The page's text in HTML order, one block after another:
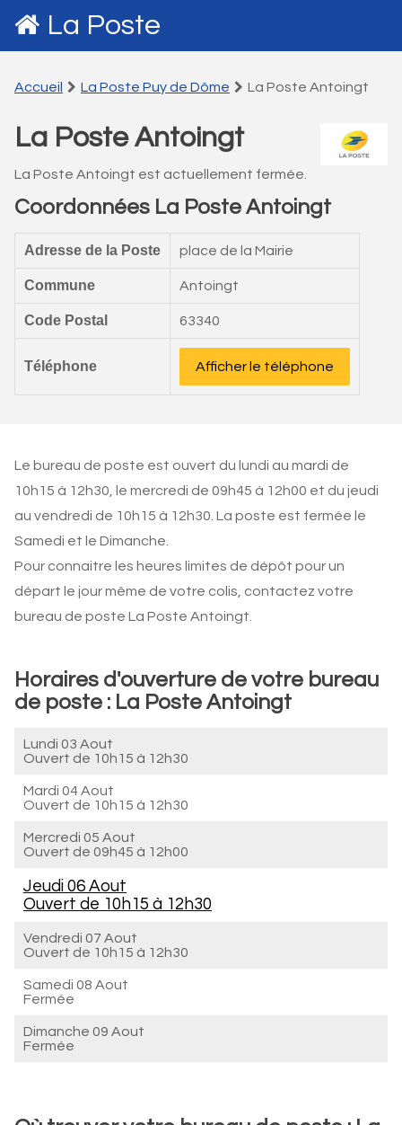
La Poste
Accueil La Poste Puy de Dôme La Poste Antoingt
La Poste Antoingt
La Poste Antoingt est actuellement fermée.
Coordonnées La Poste Antoingt
Adresse de la Poste place de la Mairie
Commune Antoingt
Code Postal 63340
Téléphone Afficher le téléphone
Le bureau de poste est ouvert du lundi au mardi de
10h15 à 12h30, le mercredi de 09h45 à 12h00 et du jeudi
au vendredi de 10h15 à 12h30. La poste est fermée le
Samedi et le Dimanche.
Pour connaitre les heures limites de dépôt pour un
départ le jour même de votre colis, contactez votre
bureau de poste La Poste Antoingt.
Horaires d'ouverture de votre bureau
de poste : La Poste Antoingt
Lundi 03 Aout
Ouvert de 10h15 à 12h30
Mardi 04 Aout
Ouvert de 10h15 à 12h30
Mercredi 05 Aout
Ouvert de 09h45 à 12h00
Jeudi 06 Aout
Ouvert de 10h15 à 12h30
Vendredi 07 Aout
Ouvert de 10h15 à 12h30
Samedi 08 Aout
Fermée
Dimanche 09 Aout
Fermée